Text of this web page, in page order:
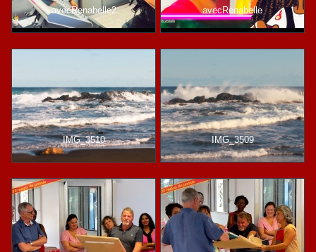
avecRenabelle2 avecRenabelle
IMG_3510 IMG_3509